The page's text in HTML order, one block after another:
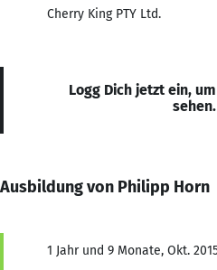
Cherry King PTY Ltd.
Logg Dich jetzt ein,
sehen.
Ausbildung von Philipp Horn
1 Jahr und 9 Monate, Okt.